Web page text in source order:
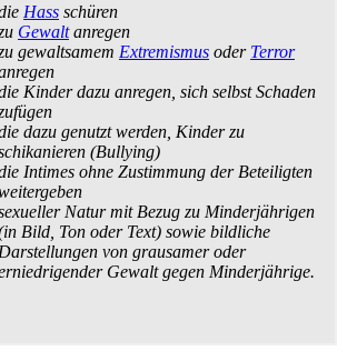
Hass schüren
Gewaltanregen
gewaltsamem Extremismus oder Terror
Kinder dazu anregen, sich selbst Schaden
dazu genutzt werden, Kinder zu
(Bullying)
Intimes ohne Zustimmung der Beteiligten
Natur mit Bezug zu Minderjährigen
Bild, Ton oder Text) sowie bildliche
Darstellungen von grausamer oder
Gewalt gegen Minderjährige.